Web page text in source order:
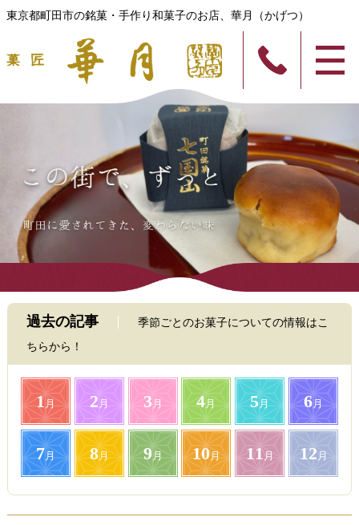
東京都町田市の銘菓・手作り和菓子のお店、華月（かげつ）
過去の記事
季節ごとのお菓子についての情報はこ
ちらから！
1月 2 月 3 月 4月 5月 6月
7月 8月 9月 10月 11 月 12 月